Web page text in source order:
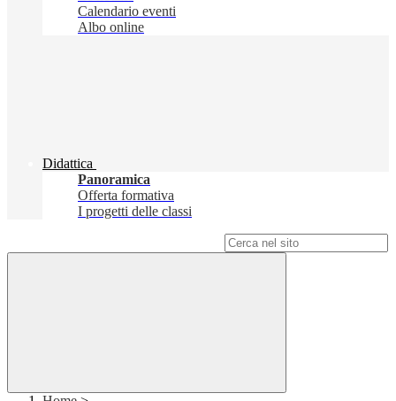
Calendario eventi
Albo online
Didattica
Panoramica
Offerta formativa
I progetti delle classi